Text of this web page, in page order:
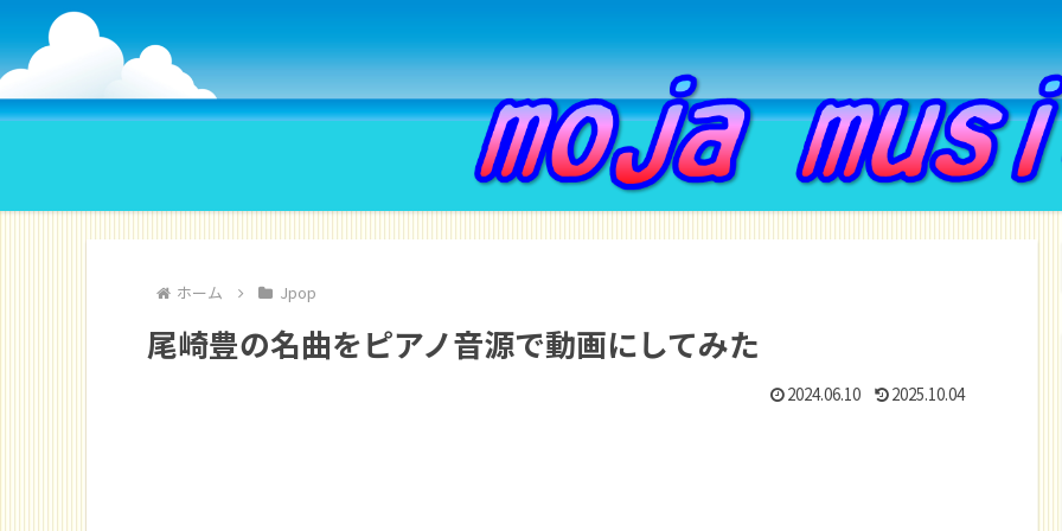
ホーム Jpop
尾崎豊の名曲をピアノ音源で動画にしてみた
2024.06.10 2025.10.04